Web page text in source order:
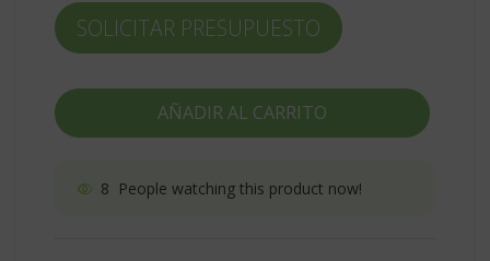
AÑADIR AL CARRITO
SOLICITAR PRESUPUESTO
8 People watching this product now!